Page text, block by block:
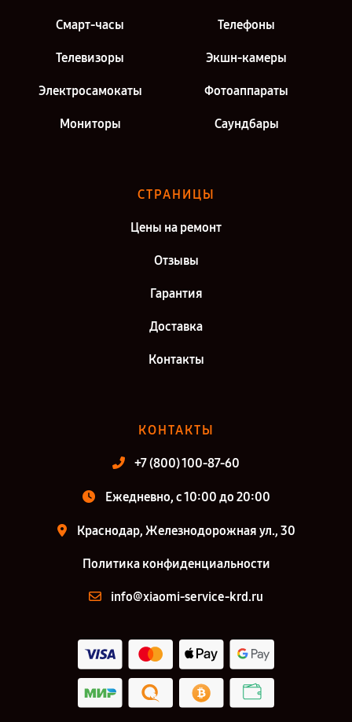
Смарт-часы Телефоны
Телевизоры Экшн-камеры
Электросамокаты Фотоаппараты
Мониторы Саундбары
СТРАНИЦЫ
Цены на ремонт
Отзывы
Гарантия
Доставка
Контакты
КОНТАКТЫ
+7 (800) 100-87-60
Ежедневно, с 10:00 до 20:00
Краснодар, Железнодорожная ул., 30
Политика конфиденциальности
info@xiaomi-service-krd.ru